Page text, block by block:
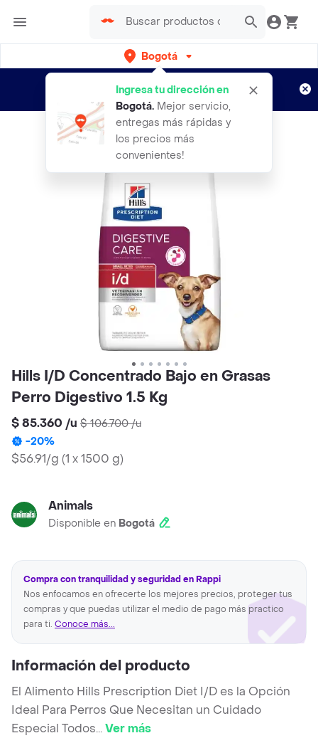
Bogotá
Ingresa tu dirección en
Bogotá. Mejor servicio,
entregas más rápidas y
los precios más
convenientes!
envíos gratis por semanas
Aplican TyC
Hills I/D Concentrado Bajo en Grasas
Perro Digestivo 1.5 Kg
$ 85.360 /u $ 106.700/u
-20%
$56.91/g (1 x 1500 g)
Animals
Disponible en Bogotá
Compra con tranquilidad y seguridad en Rappi
Nos enfocamos en ofrecerte los mejores precios, proteger tus
compras y que puedas utilizar el medio de pago más practico
para ti. Conoce más...
Información del producto
El Alimento Hills Prescription Diet I/D es la Opción
Ideal Para Perros Que Necesitan un Cuidado
Especial Todos...Ver más